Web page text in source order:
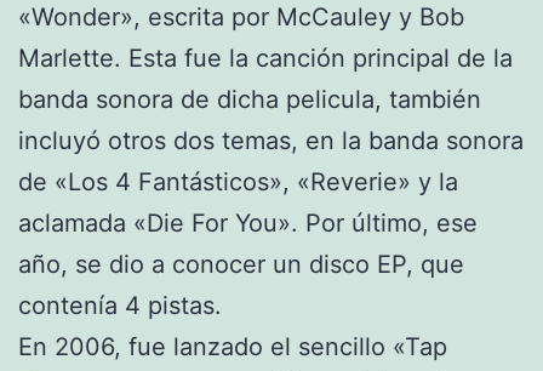
«Wonder», escrita por McCauley y Bob
Marlette. Esta fue la canción principal de la
banda sonora de dicha pelicula, también
incluyó otros dos temas, en la banda sonora
de «Los 4 Fantásticos», «Reverie» y la
aclamada «Die For You». Por último, ese
año, se dio a conocer un disco EP, que
contenía 4 pistas.
En 2006, fue lanzado el sencillo «Tap